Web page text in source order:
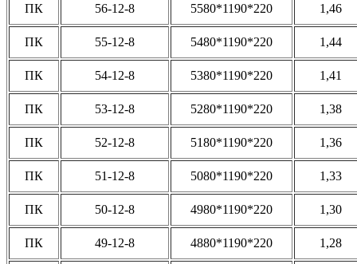
ПК 56-12-8 5580*1190*220 1,46
ПК 55-12-8 5480*1190*220 1,44
ПК 54-12-8 5380*1190*220 1,41
ПК 53-12-8 5280*1190*220 1,38
ПК 52-12-8 5180*1190*220 1,36
ПК 51-12-8 5080*1190*220 1,33
ПК 50-12-8 4980*1190*220 1,30
ПК 49-12-8 4880*1190*220 1,28